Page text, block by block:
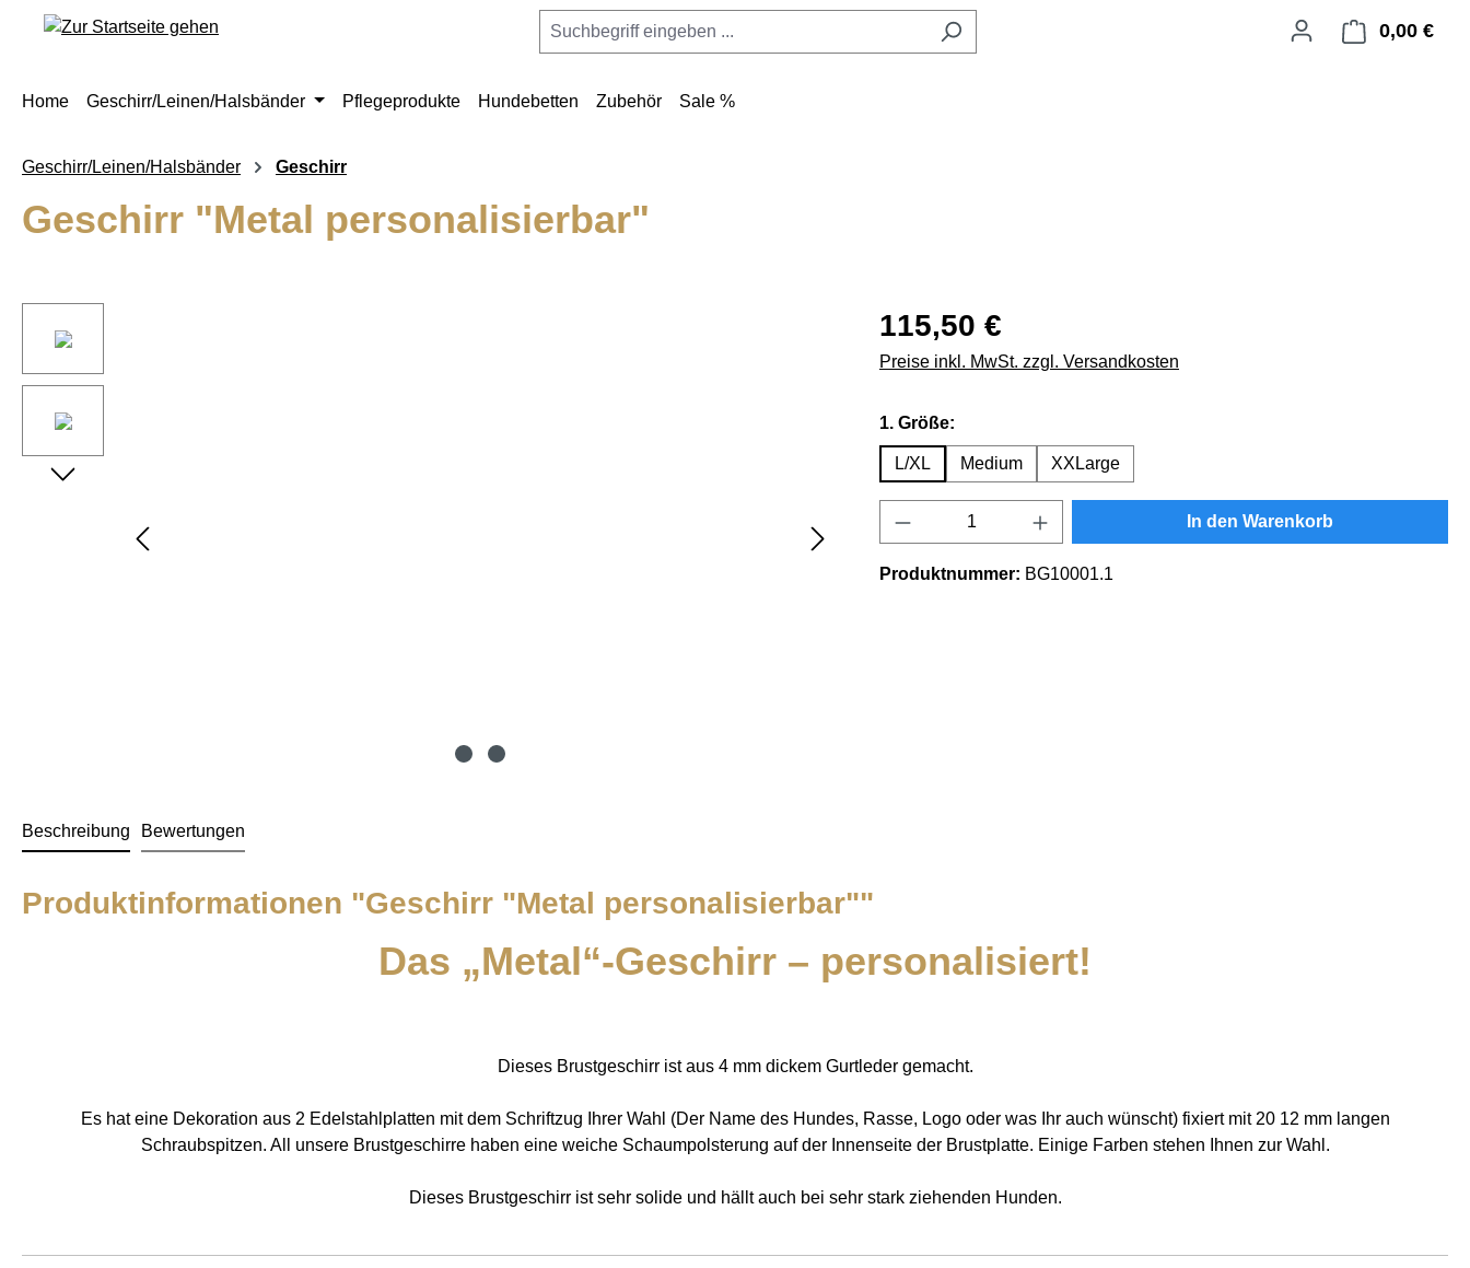
Zur Hauptnavigation springen 0,00 €
Home Geschirr/Leinen/Halsbänder Pflegeprodukte Hundebetten Zubehör Sale %
Geschirr/Leinen/Halsbänder Geschirr
Geschirr "Metal personalisierbar"
115,50 €
Preise inkl. MwSt. zzgl. Versandkosten
1. Größe:
L/XL Medium XXLarge
Produkt Anzahl: Gib den gewünschten Wert ein
In den Warenkorb
Produktnummer: BG10001.1
Beschreibung Bewertungen
Produktinformationen "Geschirr "Metal personalisierbar""
Das „Metal“-Geschirr – personalisiert!
Dieses Brustgeschirr ist aus 4 mm dickem Gurtleder gemacht.
Es hat eine Dekoration aus 2 Edelstahlplatten mit dem Schriftzug Ihrer Wahl (Der Name des Hundes, Rasse, Logo oder was Ihr auch wünscht) fixiert mit 20 12 mm langen
Schraubspitzen. All unsere Brustgeschirre haben eine weiche Schaumpolsterung auf der Innenseite der Brustplatte. Einige Farben stehen Ihnen zur Wahl.
Dieses Brustgeschirr ist sehr solide und hällt auch bei sehr stark ziehenden Hunden.